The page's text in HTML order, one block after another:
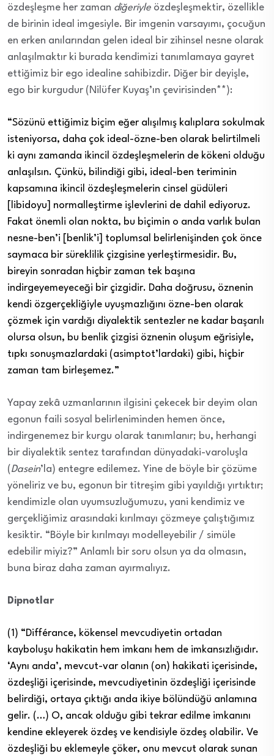
özdeşleşme her zaman diğeriyle özdeşleşmektir, özellikle
de birinin ideal imgesiyle. Bir imgenin varsayımı, çocuğun
en erken anılarından gelen ideal bir zihinsel nesne olarak
anlaşılmaktır ki burada kendimizi tanımlamaya gayret
ettiğimiz bir ego idealine sahibizdir. Diğer bir deyişle,
ego bir kurgudur ( Nilüfer Kuyaş’ın çevirisinden**):
“Sözünü ettiğimiz biçim eğer alışılmış kalıplara sokulmak
isteniyorsa, daha çok ideal-özne-ben olarak belirtilmeli
ki aynı zamanda ikincil özdeşleşmelerin de kökeni olduğu
anlaşılsın. Çünkü, bilindiği gibi, ideal-ben teriminin
kapsamına ikincil özdeşleşmelerin cinsel güdüleri
[libidoyu] normalleştirme işlevlerini de dahil ediyoruz.
Fakat önemli olan nokta, bu biçimin o anda varlık bulan
nesne-ben’i [benlik’i] toplumsal belirlenişinden çok önce
saymaca bir süreklilik çizgisine yerleştirmesidir. Bu,
bireyin sonradan hiçbir zaman tek başına
indirgeyemeyeceği bir çizgidir. Daha doğrusu, öznenin
kendi özgerçekliğiyle uyuşmazlığını özne-ben olarak
çözmek için vardığı diyalektik sentezler ne kadar başarılı
olursa olsun, bu benlik çizgisi öznenin oluşum eğrisiyle,
tıpkı sonuşmazlardaki (asimptot’lardaki) gibi, hiçbir
zaman tam birleşemez.”
Yapay zekâ uzmanlarının ilgisini çekecek bir deyim olan
egonun faili sosyal belirleniminden hemen önce,
indirgenemez bir kurgu olarak tanımlanır; bu, herhangi
bir diyalektik sentez tarafından dünyadaki-varoluşla
(Dasein’la) entegre edilemez. Yine de böyle bir çözüme
yöneliriz ve bu, egonun bir titreşim gibi yayıldığı yırtıktır;
kendimizle olan uyumsuzluğumuzu, yani kendimiz ve
gerçekliğimiz arasındaki kırılmayı çözmeye çalıştığımız
kesiktir. “Böyle bir kırılmayı modelleyebilir / simüle
edebilir miyiz?” Anlamlı bir soru olsun ya da olmasın,
buna biraz daha zaman ayırmalıyız.
Dipnotlar
(1) “Différance, kökensel mevcudiyetin ortadan
kayboluşu hakikatin hem imkanı hem de imkansızlığıdır.
‘Aynı anda’, mevcut-var olanın (on) hakikati içerisinde,
özdeşliği içerisinde, mevcudiyetinin özdeşliği içerisinde
belirdiği, ortaya çıktığı anda ikiye bölündüğü anlamına
gelir. (…) O, ancak olduğu gibi tekrar edilme imkanını
kendine ekleyerek özdeş ve kendisiyle özdeş olabilir. Ve
özdeşliği bu eklemeyle çöker, onu mevcut olarak sunan